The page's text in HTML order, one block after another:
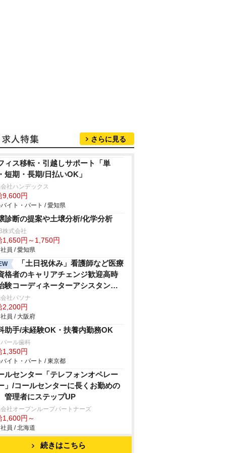
さらに見る
ィス移転・引越しサポート「単
短期・長期/日払いOK」
社ハンデックス
9,600円
イト・パート / 愛知県
診断の提案や土壌分析/化学分析
株式会社
1,650円～1,750円
員 / 愛知県
「土日祝休み」看護師など医療
格者のキャリアチェンジ歓迎高時
験コーディネーターアシスタント
仕事/未経験OK/残業なし
社パソナ
2,200円
員 / 大阪府
助手/未経験OK・扶養内勤務OK
ール歯科
1,350円
イト・パート / 東京都
ルセンター「テレフォンオペレー
」/コールセンターに長くお勤めの
管理者にステップUP
社オープンループパートナーズ
1,600円～
員 / 北海道
続きはこちら